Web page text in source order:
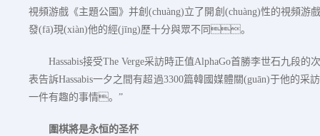
視頻游戲《主題公園》并創(chuàng)立了開創(chuàng)性的視頻游
發(fā)現(xiàn)他的經(jīng)歷十分與眾不同。
Hassabis接受The Verge采訪時正值AlphaGo首勝李世石九段的
表告訴Hassabis一夕之間有超過3300篇韓國媒體關(guān)于他的
一件有趣的事情。”
圍棋將是永恒的圣杯